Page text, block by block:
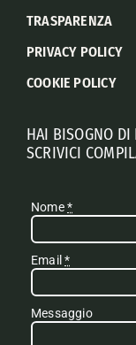
TRASPARENZA
PRIVACY POLICY
COOKIE POLICY
HAI BISOGNO
SCRIVICI
Nome*
Email*
Messaggio